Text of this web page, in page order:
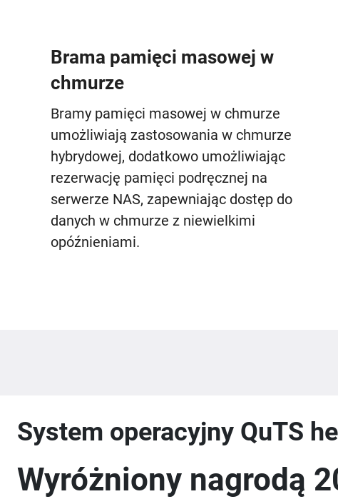
Brama pamięci masowej w
chmurze
Bramy pamięci masowej w chmurze
umożliwiają zastosowania w chmurze
hybrydowej, dodatkowo umożliwiając
rezerwację pamięci podręcznej na
serwerze NAS, zapewniając dostęp do
danych w chmurze z niewielkimi
opóźnieniami.
System operacyjny QuTS
Wyróżniony nagrodą